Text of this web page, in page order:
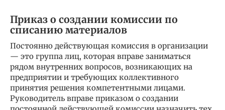
Приказ о создании комиссии по
списанию материалов
Постоянно действующая комиссия в организации
— это группа лиц, которая вправе заниматься
рядом внутренних вопросов, возникающих на
предприятии и требующих коллективного
принятия решения компетентными лицами.
Руководитель вправе приказом о создании